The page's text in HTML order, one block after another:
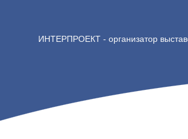
ИНТЕРПРОЕКТ - организатор